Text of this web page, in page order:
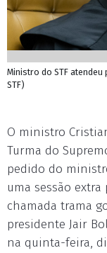
Ministro do STF atendeu
STF)
O ministro
Turma do
pedido do
uma sessão
chamada trama
presidente Jair
na quinta-feira,